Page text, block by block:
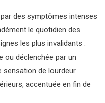
des symptômes intenses
le quotidien des
les plus invalidants :
ou déclenchée par un
sensation de lourdeur
accentuée en fin de